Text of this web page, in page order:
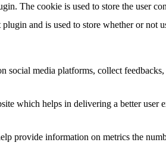
The cookie is used to store the user
and is used to store whether or not
media platforms, collect
which helps in delivering a better user
provide information on metrics the